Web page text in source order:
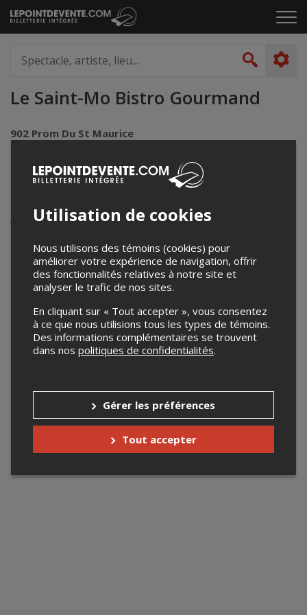
Passer
au
le
artiste,
lieu...
Le Saint-Mo Bistro Gourmand
902 Prom Du St Maurice
Votre recherche n'a retourné aucun résultat.
Utilisation de cookies
Nous utilisons des témoins (cookies) pour
améliorer votre expérience de navigation, offrir
des fonctionnalités relatives à notre site et
analyser le trafic de nos sites.
En cliquant sur « Tout accepter », vous consentez
à ce que nous utilisions tous les types de témoins.
Des informations complémentaires se trouvent
dans nos politiques de confidentialités.
Gérer les préférences
Tout accepter